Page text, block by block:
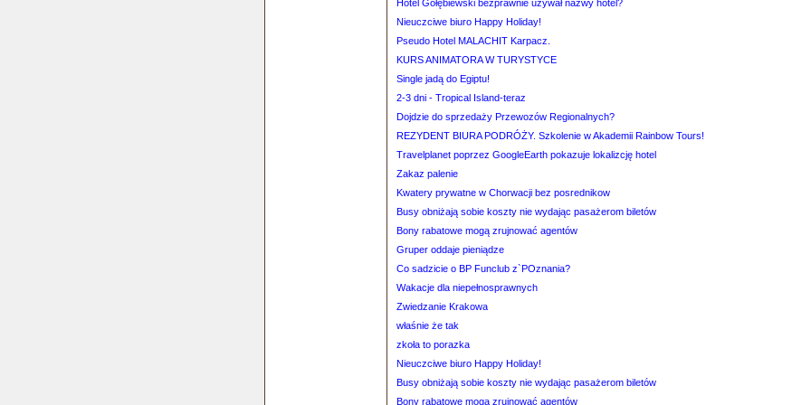
Hotel Gołębiewski bezprawnie używał nazwy hotel?
Nieuczciwe biuro Happy Holiday!
Pseudo Hotel MALACHIT Karpacz.
KURS ANIMATORA W TURYSTYCE
Single jadą do Egiptu!
2-3 dni - Tropical Island-teraz
Dojdzie do sprzedaży Przewozów Regionalnych?
REZYDENT BIURA PODRÓŻY. Szkolenie w Akademii Rainbow Tours!
Travelplanet poprzez GoogleEarth pokazuje lokalizcję hotel
Zakaz palenie
Kwatery prywatne w Chorwacji bez posrednikow
Busy obniżają sobie koszty nie wydając pasażerom biletów
Bony rabatowe mogą zrujnować agentów
Gruper oddaje pieniądze
Co sadzicie o BP Funclub z`POznania?
Wakacje dla niepełnosprawnych
Zwiedzanie Krakowa
właśnie że tak
zkoła to porazka
Nieuczciwe biuro Happy Holiday!
Busy obniżają sobie koszty nie wydając pasażerom biletów
Bony rabatowe mogą zrujnować agentów